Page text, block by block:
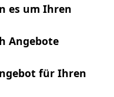
es um Ihren
Angebote
für Ihren